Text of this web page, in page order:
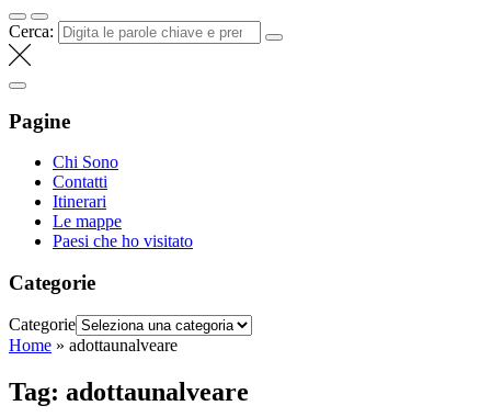
Cerca:
Pagine
Chi Sono
Contatti
Itinerari
Le mappe
Paesi che ho visitato
Categorie
Categorie
Home » adottaunalveare
Tag: adottaunalveare